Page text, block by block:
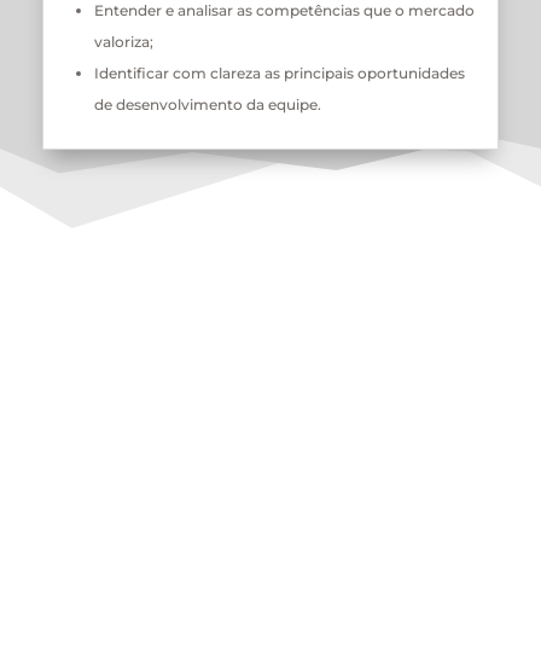
Entender e analisar as competências que o mercado
valoriza;
Identificar com clareza as principais oportunidades
de desenvolvimento da equipe.